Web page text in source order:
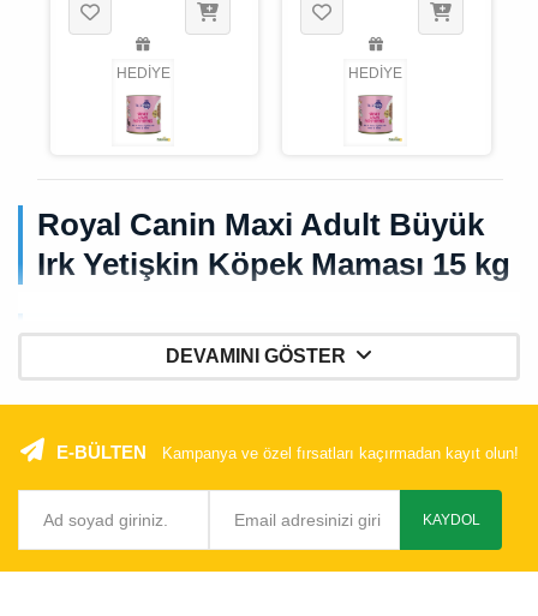
HEDİYE
Köpek Maması 12
HEDİYE
Royal Canin Maxi Adult Büyük
Irk Yetişkin Köpek Maması 15 kg
Royal Canin Maxi Adult; 15 ay ile 5 yaş arasındaki, 26–44
kg ağırlığındaki büyük ırk yetişkin köpekler (Golden
Retriever, Labrador, Alman Kurdu, Rottweiler gibi ırklar
destekleyen tam ve dengeli bir kuru mamadır. 15 kg'lık
ambalajıyla Çukurova Pet'te orijinal ürün garantisiyle,
Türkiye geneline kargo ile sunulmaktadır.
DEVAMINI GÖSTER
E-BÜLTEN Kampanya ve özel fırsatları kaçırmadan kayıt olun!
KAYDOL